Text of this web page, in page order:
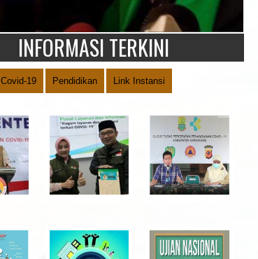
INFORMASI TERKINI
Covid-19 Pendidikan Link Instansi